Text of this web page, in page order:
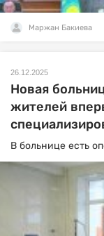
Маржан Бакиева
26.12.2025
Новая
жителей
В больнице есть